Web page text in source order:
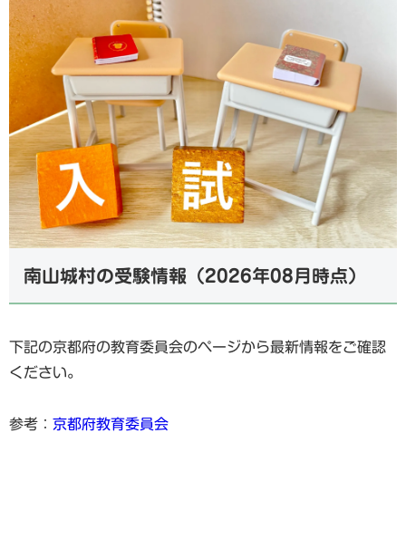
南山城村の受験情報（2026年08月時点）
下記の京都府の教育委員会のページから最新情報をご確認
ください。
参考： 京都府教育委員会